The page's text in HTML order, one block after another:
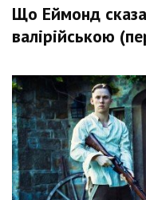
Що Еймонд
валірійською